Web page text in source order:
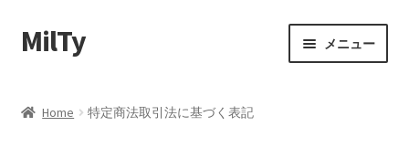
ナ
ビ
ー
コ
ン
ン
MilTy メニュー
Home 特定商法取引法に基づく表記